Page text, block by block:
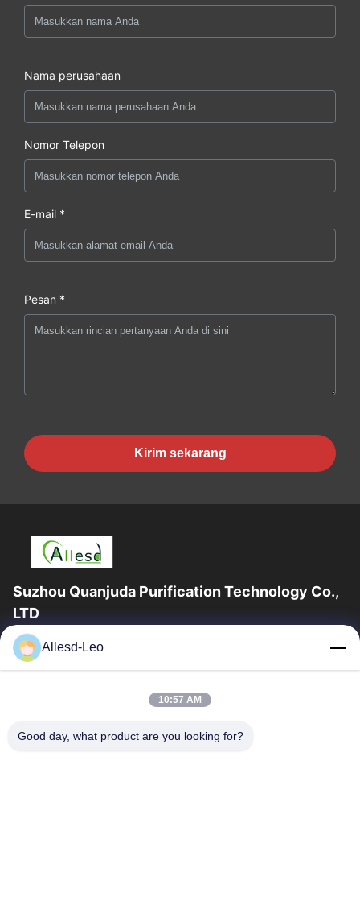
Nama perusahaan
Nomor Telepon
E-mail *
Pesan *
Kirim sekarang
Suzhou Quanjuda Purification Technology Co.,
LTD
Pengalaman 16 tahun, Sebagai produsen dan pengekspor
produk ESD & Cleanroom terkemuka, kami menawarkan jajaran
Rumah
Produk
Allesd-Leo
10:57 AM
Good day, what product are you looking for?